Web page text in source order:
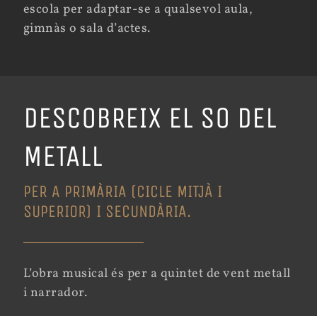
escola per adaptar-se a qualsevol aula,
gimnàs o sala d’actes.
DESCOBREIX EL SO DEL
METALL
PER A PRIMÀRIA (CICLE MITJÀ I
SUPERIOR) I SECUNDÀRIA.
L’obra musical és per a quintet de vent metall
i narrador.